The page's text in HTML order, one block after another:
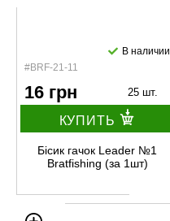
#BRF-21-11
В наличии
16 грн 25 шт.
КУПИТЬ
Бісик гачок Leader №1
Bratfishing (за 1шт)